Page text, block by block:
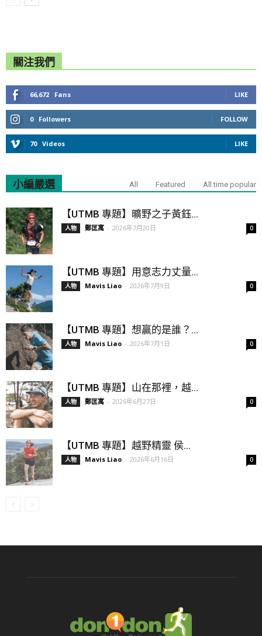
關注我們
66,672 Fans LIKE
0 Followers FOLLOW
70 Videos LIKE
小編嚴選 All Featured All time popular
【UTMB 專題】曠野之子黃鈺...
人物 鄭匡寓 - 2026年7月20日 0
【UTMB 專題】用意志力丈量...
人物 Mavis Liao - 2026年7月9日 0
【UTMB 專題】想贏的是誰？...
人物 Mavis Liao - 2026年7月1日 0
【UTMB 專題】山在那裡，越...
人物 鄭匡寓 - 2026年6月27日 0
【UTMB 專題】越野精靈 侯...
人物 Mavis Liao - 2026年6月16日 0